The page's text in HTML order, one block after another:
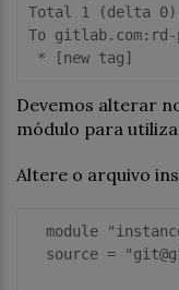
Total 1 (delta
To
Devemos alterar
módulo para
Altere o arquivo
module
source =